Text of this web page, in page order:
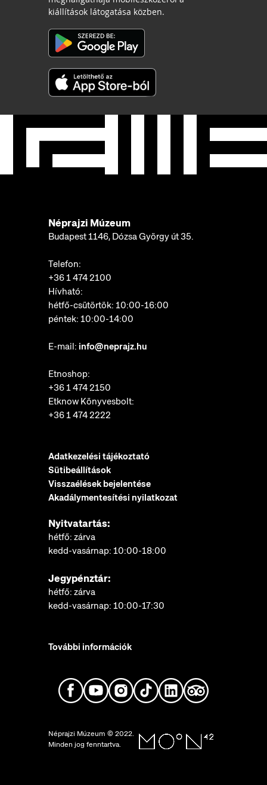
kiállítások látogatása közben.
Néprajzi Múzeum
Budapest 1146, Dózsa György út 35.
Telefon:
+36 1 474 2100
Hívható:
hétfő-csütörtök: 10:00-16:00
péntek: 10:00-14:00
E-mail: info@neprajz.hu
Etnoshop:
+36 1 474 2150
Etknow Könyvesbolt:
+36 1 474 2222
Adatkezelési tájékoztató
Sütibeállítások
Visszaélések bejelentése
Akadálymentesítési nyilatkozat
Nyitvatartás:
hétfő: zárva
kedd-vasárnap: 10:00-18:00
Jegypénztár:
hétfő: zárva
kedd-vasárnap: 10:00-17:30
További információk
Néprajzi Múzeum © 2022.
Minden jog fenntartva.